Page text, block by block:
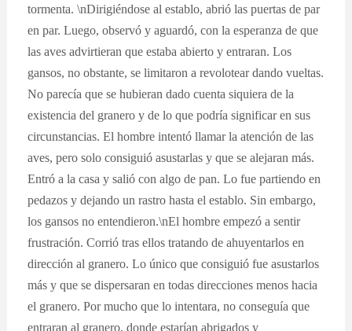
tormenta. \nDirigiéndose al establo, abrió las puertas de par
en par. Luego, observó y aguardó, con la esperanza de que
las aves advirtieran que estaba abierto y entraran. Los
gansos, no obstante, se limitaron a revolotear dando vueltas.
No parecía que se hubieran dado cuenta siquiera de la
existencia del granero y de lo que podría significar en sus
circunstancias. El hombre intentó llamar la atención de las
aves, pero solo consiguió asustarlas y que se alejaran más.
Entró a la casa y salió con algo de pan. Lo fue partiendo en
pedazos y dejando un rastro hasta el establo. Sin embargo,
los gansos no entendieron.\nEl hombre empezó a sentir
frustración. Corrió tras ellos tratando de ahuyentarlos en
dirección al granero. Lo único que consiguió fue asustarlos
más y que se dispersaran en todas direcciones menos hacia
el granero. Por mucho que lo intentara, no conseguía que
entraran al granero, donde estarían abrigados y